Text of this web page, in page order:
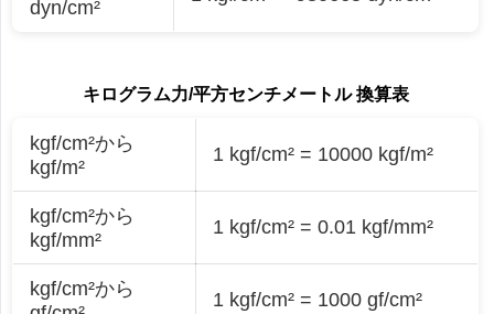
dyn/cm²
キログラム力/平方センチメートル 換算表
kgf/cm²から
kgf/m²
1 kgf/cm² = 10000 kgf/m²
kgf/cm²から
kgf/mm²
1 kgf/cm² = 0.01 kgf/mm²
kgf/cm²から
1 kgf/cm² = 1000 gf/cm²